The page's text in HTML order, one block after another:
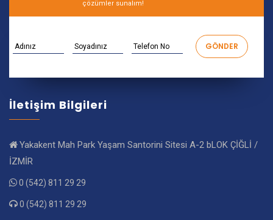
çözümler sunalım!
İletişim Bilgileri
Yakakent Mah Park Yaşam Santorini Sitesi A-2 bLOK ÇİĞLİ /
İZMİR
0 (542) 811 29 29
0 (542) 811 29 29